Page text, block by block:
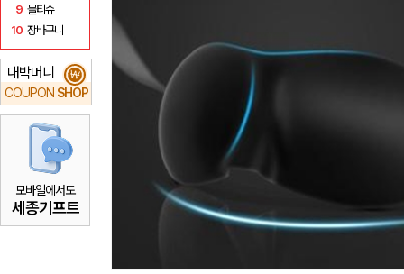
9 물티슈
10 장바구니
대박머니
COUPON SHOP
₩
모바일에서도
세종기프트